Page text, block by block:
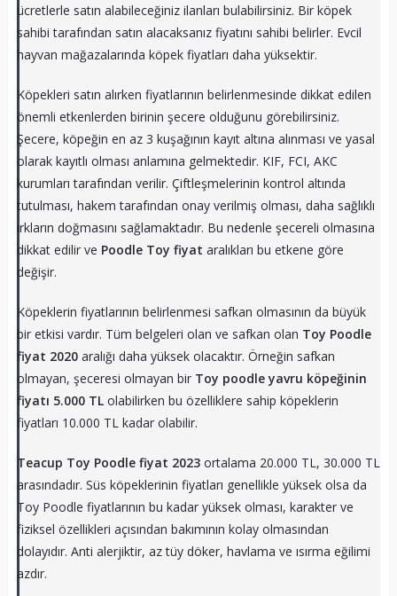
ücretlerle satın alabileceğiniz ilanları bulabilirsiniz. Bir köpek
sahibi tarafından satın alacaksanız fiyatını sahibi belirler. Evcil
hayvan mağazalarında köpek fiyatları daha yüksektir.
Köpekleri satın alırken fiyatlarının belirlenmesinde dikkat edilen
önemli etkenlerden birinin şecere olduğunu görebilirsiniz.
Şecere, köpeğin en az 3 kuşağının kayıt altına alınması ve yasal
olarak kayıtlı olması anlamına gelmektedir. KIF, FCI, AKC
kurumları tarafından verilir. Çiftleşmelerinin kontrol altında
tutulması, hakem tarafından onay verilmiş olması, daha sağlıklı
ırkların doğmasını sağlamaktadır. Bu nedenle şecereli olmasına
dikkat edilir ve Poodle Toy fiyat aralıkları bu etkene göre
değişir.
Köpeklerin fiyatlarının belirlenmesi safkan olmasının da büyük
bir etkisi vardır. Tüm belgeleri olan ve safkan olan Toy Poodle
fiyat 2020 aralığı daha yüksek olacaktır. Örneğin safkan
olmayan, şeceresi olmayan bir Toy poodle yavru köpeğinin
fiyatı 5.000 TLolabilirken bu özelliklere sahip köpeklerin
fiyatları 10.000 TL kadar olabilir.
Teacup Toy Poodle fiyat 2023 ortalama 20.000 TL, 30.000 TL
arasındadır. Süs köpeklerinin fiyatları genellikle yüksek olsa da
Toy Poodle fiyatlarının bu kadar yüksek olması, karakter ve
fiziksel özellikleri açısından bakımının kolay olmasından
dolayıdır. Anti alerjiktir, az tüy döker, havlama ve ısırma eğilimi
azdır.